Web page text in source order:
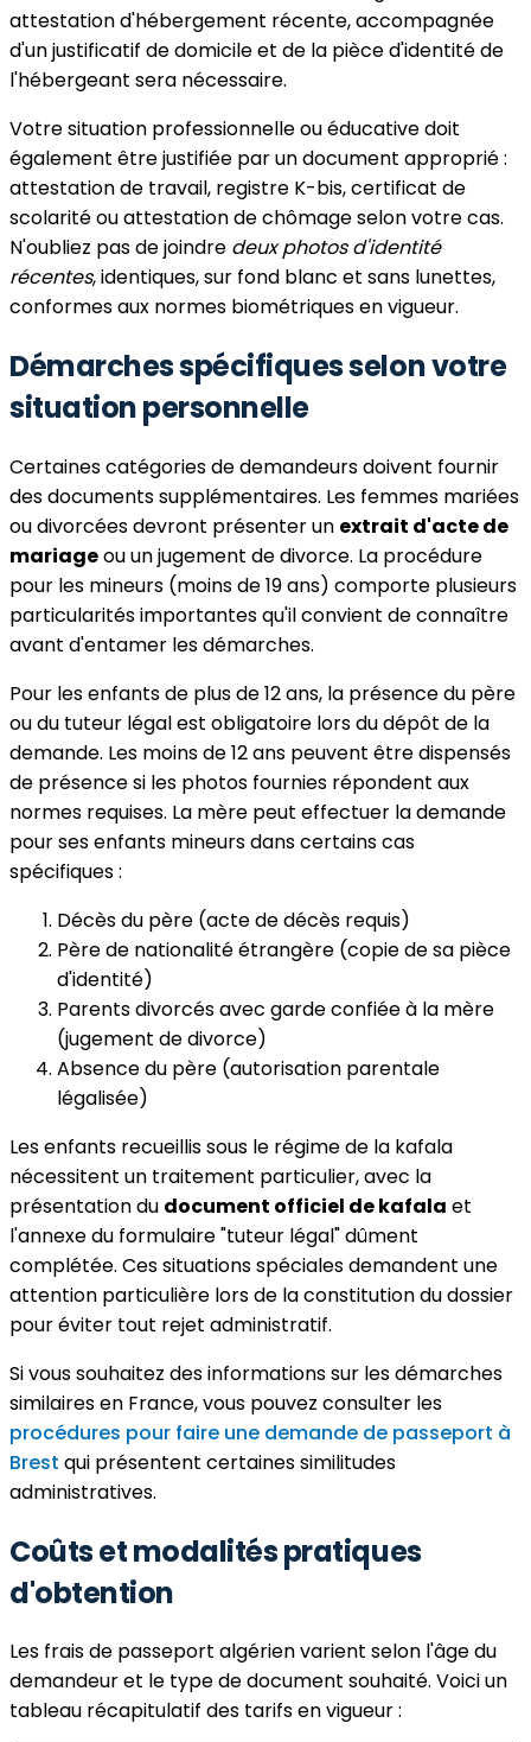
attestation d'hébergement récente, accompagnée
d'un justificatif de domicile et de la pièce d'identité de
l'hébergeant sera nécessaire.
Votre situation professionnelle ou éducative doit
également être justifiée par un document approprié :
attestation de travail, registre K-bis, certificat de
scolarité ou attestation de chômage selon votre cas.
N'oubliez pas de joindre deux photos d'identité
récentes, identiques, sur fond blanc et sans lunettes,
conformes aux normes biométriques en vigueur.
Démarches spécifiques selon votre
situation personnelle
Certaines catégories de demandeurs doivent fournir
des documents supplémentaires. Les femmes mariées
ou divorcées devront présenter un extrait d'acte de
mariageou un jugement de divorce. La procédure
pour les mineurs (moins de 19 ans) comporte plusieurs
particularités importantes qu'il convient de connaître
avant d'entamer les démarches.
Pour les enfants de plus de 12 ans, la présence du père
ou du tuteur légal est obligatoire lors du dépôt de la
demande. Les moins de 12 ans peuvent être dispensés
de présence si les photos fournies répondent aux
normes requises. La mère peut effectuer la demande
pour ses enfants mineurs dans certains cas
spécifiques :
Décès du père (acte de décès requis)
Père de nationalité étrangère (copie de sa pièce
d'identité)
Parents divorcés avec garde confiée à la mère
(jugement de divorce)
Absence du père (autorisation parentale
légalisée)
Les enfants recueillis sous le régime de la kafala
nécessitent un traitement particulier, avec la
présentation du document officiel de kafala et
l'annexe du formulaire "tuteur légal" dûment
complétée. Ces situations spéciales demandent une
attention particulière lors de la constitution du dossier
pour éviter tout rejet administratif.
Si vous souhaitez des informations sur les démarches
similaires en France, vous pouvez consulter les
procédures pour faire une demande de passeport à
Brest qui présentent certaines similitudes
administratives.
Coûts et modalités pratiques
d'obtention
Les frais de passeport algérien varient selon l'âge du
demandeur et le type de document souhaité. Voici un
tableau récapitulatif des tarifs en vigueur :